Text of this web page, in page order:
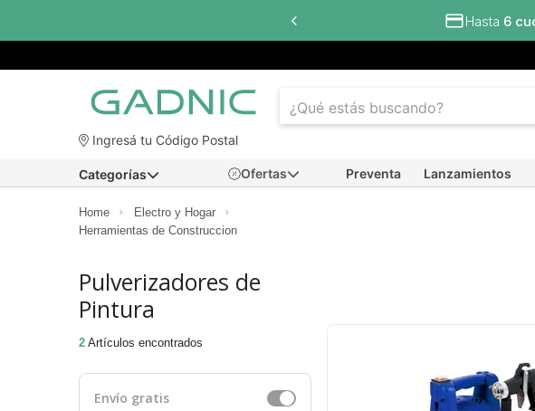
Hasta 6
Ingresá tu Código Postal
Ofertas Preventa Lanzamientos
Categorías
Home
Electro y Hogar
Herramientas de Construccion
Pulverizadores de
Pintura
2 Artículos encontrados
Envío gratis